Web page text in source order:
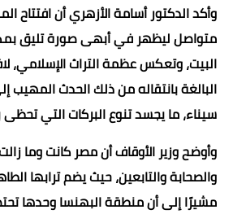
وأكد الدكتور أسامة الأزهري أن افتتاح
متواصل ليظهر في أبهى صورة تليق
البيت، وتعكس عظمة التراث الإسلامي،
البالغة بانتقاله من ذلك الحدث المهيب
سيناء، ما يجسد تنوع البركات التي
وأوضح وزير الأوقاف أن مصر كانت وما
والصحابة والتابعين، حيث يضم ترابها